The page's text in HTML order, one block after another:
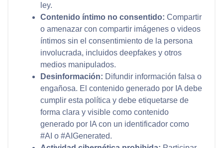
ley.
Contenido íntimo no consentido: Compartir
o amenazar con compartir imágenes o videos
íntimos sin el consentimiento de la persona
involucrada, incluidos deepfakes y otros
medios manipulados.
Desinformación: Difundir información falsa o
engañosa. El contenido generado por IA debe
cumplir esta política y debe etiquetarse de
forma clara y visible como contenido
generado por IA con un identificador como
#AI o #AIGenerated.